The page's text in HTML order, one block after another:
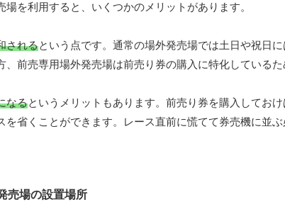
場を利用すると、いくつかのメリットがあります。
されるという点です。通常の場外発売場では土日や祝日
、前売専用場外発売場は前売り券の購入に特化しているた
なるというメリットもあります。前売り券を購入してお
を省くことができます。レース直前に慌てて券売機に並
売場の設置場所